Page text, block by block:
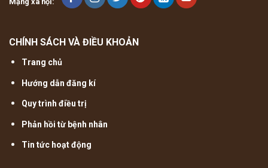
CHÍNH SÁCH VÀ ĐIỀU KHOẢN
Trang chủ
Hướng dẫn đăng kí
Quy trình điều trị
Phản hồi từ bệnh nhân
Tin tức hoạt động